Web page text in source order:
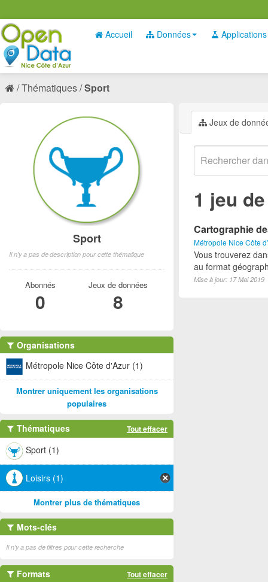
Accueil Données Applications
Thématiques Sport
Jeux de
1 jeu
Cartographie
Métropole Nice Côte
Vous trouverez
au format
Mise à jour: 17 Mai 2019
Sport
Il n'y a pas de description pour cette thématique
Abonnés
0
Jeux de données
8
Organisations
Métropole Nice Côte d'Azur (1)
Montrer uniquement les organisations
populaires
Thématiques Tout effacer
Sport (1)
Loisirs (1)
Montrer plus de thématiques
Mots-clés
Il n'y a pas de filtres pour cette recherche
Formats Tout effacer